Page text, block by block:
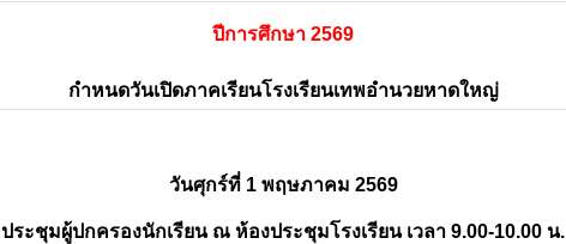
ปีการศึกษา 2569
กำหนดวันเปิดภาคเรียนโรงเรียนเทพอำนวยหาดใหญ่
วันศุกร์ที่ 1 พฤษภาคม 2569
ประชุมผู้ปกครองนักเรียน ณ ห้องประชุมโรงเรียน เวลา 9.00-10.00 น.